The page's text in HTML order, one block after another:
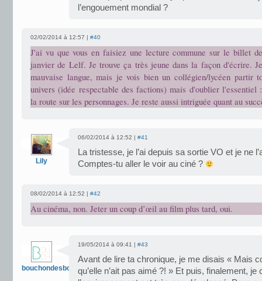
l’engouement mondial ?
02/02/2014 à 12:57 | #40
J'ai vu que vous en faisiez une lecture commune sur le billet
janvier de Lelf. Je trouve ça très jeune dans la façon d'écrire.
mauvaise langue, mais je vois bien un collégien/lycéen partir
univers (idée respectable des factions) mais d'oublier l'essentiel
la route sur les personnages. Je reste aussi intriguée quant au
Lily
06/02/2014 à 12:52 | #41
La tristesse, je l’ai depuis sa sortie VO et je ne
Comptes-tu aller le voir au ciné ?
08/02/2014 à 12:52 | #42
Au cinéma, non. Jeter un coup d’œil au film plus tard, oui.
bouchondesbois
19/05/2014 à 09:41 | #43
Avant de lire ta chronique, je me disais « Mais
qu’elle n’ait pas aimé ?! » Et puis, finalement,